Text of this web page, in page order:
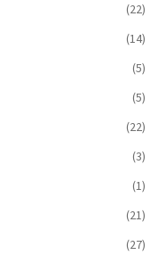
(22)
(14)
(5)
(5)
(22)
(3)
(1)
(21)
(27)